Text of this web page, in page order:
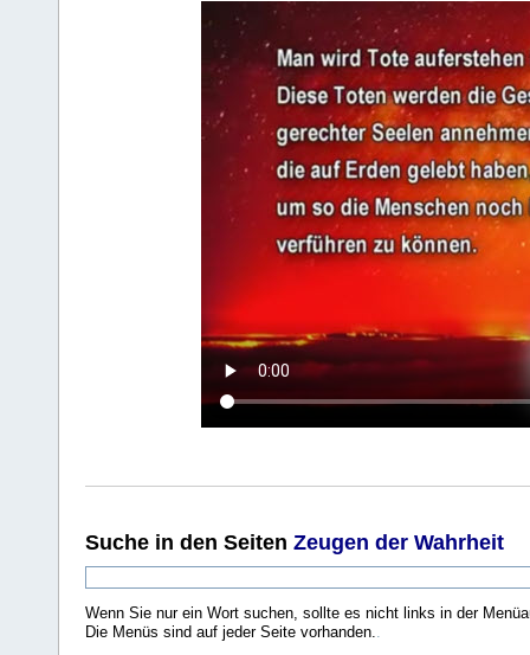
Suche in den Seiten Zeugen der Wahrheit
Wenn Sie nur ein Wort suchen, sollte es nicht links in der
Die Menüs sind auf jeder Seite vorhanden..